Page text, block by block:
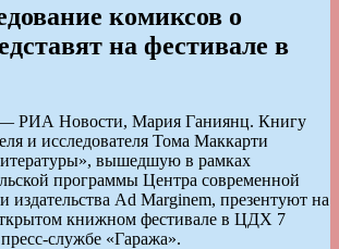
комиксов о
на фестивале в
Новости, Мария Ганиянц. Книгу
и исследователя Тома Маккарти
вышедшую в рамках
программы Центра современной
издательства Ad Marginem, презентуют на
книжном фестивале в ЦДХ 7
службе «Гаража».